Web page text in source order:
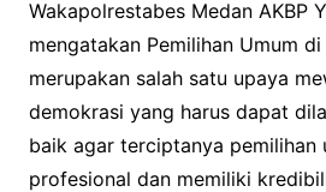
Wakapolrestabes Medan AKBP
mengatakan Pemilihan Umum
merupakan salah satu upaya
demokrasi yang harus dapat
baik agar terciptanya pemilihan
profesional dan memiliki